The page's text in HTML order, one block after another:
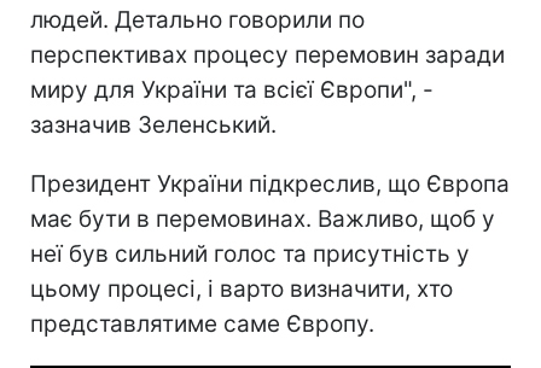
людей. Детально говорили по
перспективах процесу перемовин заради
миру для України та всієї Європи", -
зазначив Зеленський.
Президент України підкреслив, що Європа
має бути в перемовинах. Важливо, щоб у
неї був сильний голос та присутність у
цьому процесі, і варто визначити, хто
представлятиме саме Європу.